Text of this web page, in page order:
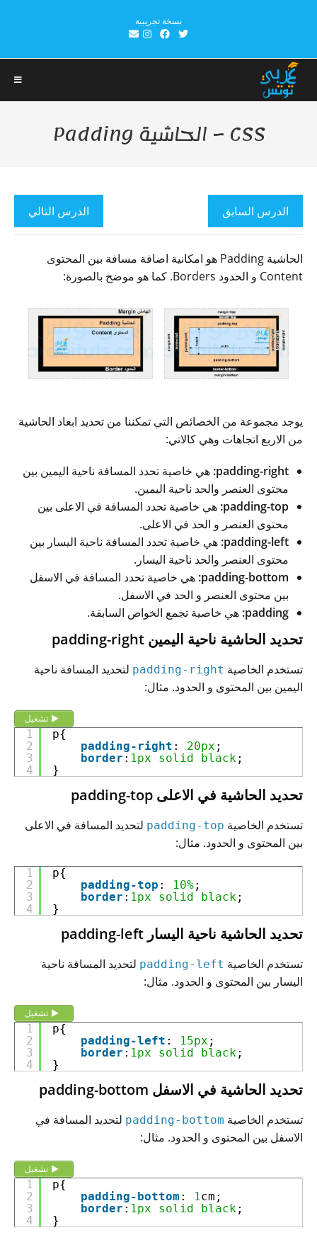
نسخة تجريبية
CSS – الحاشية Padding
الدرس السابق الدرس التالي
الحاشية Padding هو امكانية اضافة مسافة بين المحتوى
Content و الحدود Borders. كما هو موضح بالصورة:
يوجد مجموعة من الخصائص التي تمكننا من تحديد ابعاد الحاشية
من الاربع اتجاهات وهي كالاتي:
padding-right: هي خاصية تحدد المسافة ناحية اليمين بين
محتوى العنصر والحد ناحية اليمين.
padding-top: هي خاصية تحدد المسافة في الاعلى بين
محتوى العنصر و الحد في الاعلى.
padding-left: هي خاصية تحدد المسافة ناحية اليسار بين
محتوى العنصر والحد ناحية اليسار.
padding-bottom: هي خاصية تحدد المسافة في الاسفل
بين محتوى العنصر و الحد في الاسفل.
padding: هي خاصية تجمع الخواص السابقة.
تحديد الحاشية ناحية اليمين padding-right
تستخدم الخاصية padding-right لتحديد المسافة ناحية
اليمين بين المحتوى و الحدود. مثال:
تشغيل
1
2
3
4
p{
padding-right : 20px ;
border : 1px solid black;
}
تحديد الحاشية في الاعلى padding-top
تستخدم الخاصية padding-top لتحديد المسافة في الاعلى
بين المحتوى و الحدود. مثال:
1
2
3
4
p{
padding-top : 10%;
border : 1px solid black;
}
تحديد الحاشية ناحية اليسار padding-left
تستخدم الخاصية padding-left لتحديد المسافة ناحية
اليسار بين المحتوى و الحدود. مثال:
تشغيل
1
2
3
4
p{
padding-left : 15px ;
border : 1px solid black;
}
تحديد الحاشية في الاسفل padding-bottom
تستخدم الخاصية padding-bottom لتحديد المسافة في
الاسفل بين المحتوى و الحدود. مثال:
تشغيل
1
2
3
4
p{
padding-bottom : 1cm;
border : 1px solid black;
}